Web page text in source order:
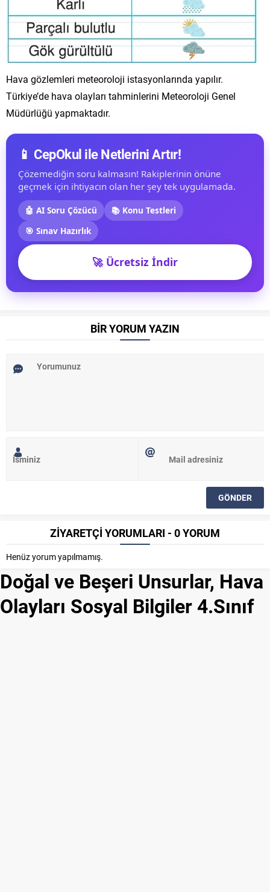
Hava gözlemleri meteoroloji istasyonlarında yapılır.
Türkiye’de hava olayları tahminlerini Meteoroloji Genel
Müdürlüğü yapmaktadır.
📱 CepOkul ile Netlerini Artır!
Çözemediğin soru kalmasın! Rakiplerinin önüne
geçmek için ihtiyacın olan her şey tek uygulamada.
🤖 AI Soru Çözücü
📚 Konu Testleri
🎯 Sınav Hazırlık
🚀 Ücretsiz İndir
BİR YORUM YAZIN
ZİYARETÇİ YORUMLARI - 0 YORUM
Henüz yorum yapılmamış.
Doğal ve Beşeri Unsurlar, Hava
Olayları Sosyal Bilgiler 4.Sınıf